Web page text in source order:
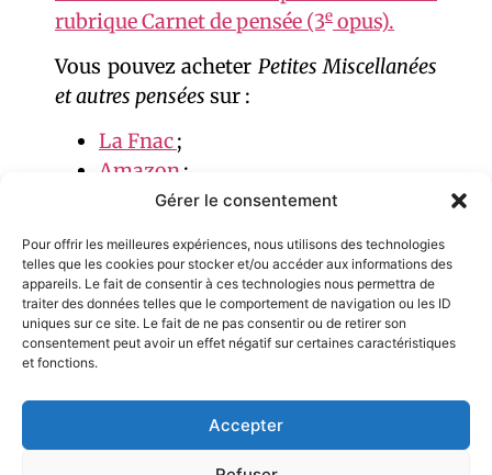
Gérer le consentement
Pour offrir les meilleures expériences, nous utilisons des technologies
telles que les cookies pour stocker et/ou accéder aux informations des
appareils. Le fait de consentir à ces technologies nous permettra de
traiter des données telles que le comportement de navigation ou les ID
uniques sur ce site. Le fait de ne pas consentir ou de retirer son
consentement peut avoir un effet négatif sur certaines caractéristiques
et fonctions.
Accepter
rubrique Carnet de pensée (3e opus).
Vous pouvez acheter Petites Miscellanées
et autres pensées sur :
La Fnac;
Amazon ;
Cultura;
Et dans toutes les librairies
indépendantes proches de chez
vous.
Membre Romanciers Nantais | SGDL